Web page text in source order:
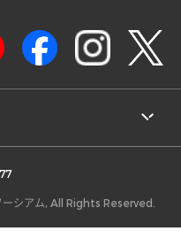
シアム, All Rights Reserved.